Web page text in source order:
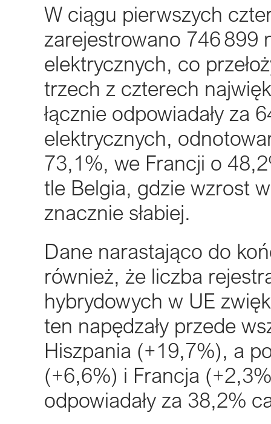
W ciągu pierwszych
zarejestrowano 746 899
elektrycznych, co
trzech z czterech
łącznie odpowiadały za
elektrycznych,
73,1%, we Francji o
tle Belgia, gdzie wzrost
znacznie słabiej.
Dane narastająco do
również, że liczba
hybrydowych w UE
ten napędzały przede
Hiszpania (+19,7%), a
(+6,6%) i Francja
odpowiadały za 38,2%